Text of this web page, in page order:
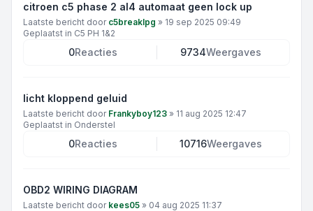
citroen c5 phase 2 al4 automaat geen lock up
Laatste bericht door c5breaklpg » 19 sep 2025 09:49
Geplaatst in C5 PH 1&2
0Reacties 9734Weergaves
licht kloppend geluid
Laatste bericht door Frankyboy123 » 11 aug 2025 12:47
Geplaatst in Onderstel
0Reacties 10716Weergaves
OBD2 WIRING DIAGRAM
Laatste bericht door kees05 » 04 aug 2025 11:37